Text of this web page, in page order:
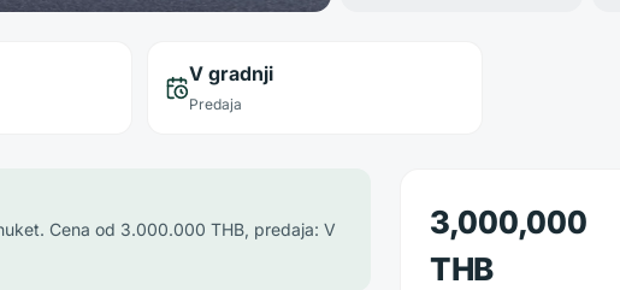
V gradnji
Predaja
Cena od 3.000.000 THB, predaja: V
3,000,000
THB